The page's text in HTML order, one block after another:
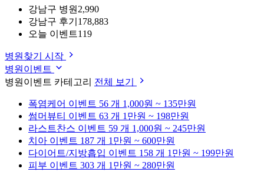
강남구 병원 2,990
강남구 후기 178,883
오늘 이벤트119
병원찾기 시작
병원이벤트
병원이벤트 카테고리 전체 보기
폭염케어 이벤트 56 개 1,000원 ~ 135만원
썸머뷰티 이벤트 63 개 1만원 ~ 198만원
라스트찬스 이벤트 59 개 1,000원 ~ 245만원
치아 이벤트 187 개 1만원 ~ 600만원
다이어트/지방흡입 이벤트 158 개 1만원 ~ 199만원
피부 이벤트 303 개 1만원 ~ 280만원